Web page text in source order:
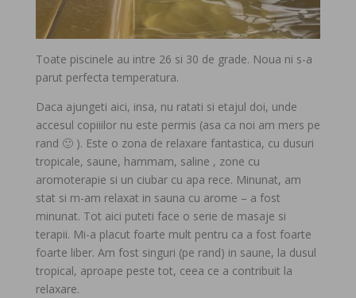
Toate piscinele au intre 26 si 30 de grade. Noua ni s-a
parut perfecta temperatura.
Daca ajungeti aici, insa, nu ratati si etajul doi, unde
accesul copiiilor nu este permis (asa ca noi am mers pe
rand 🙂 ). Este o zona de relaxare fantastica, cu dusuri
tropicale, saune, hammam, saline , zone cu
aromoterapie si un ciubar cu apa rece. Minunat, am
stat si m-am relaxat in sauna cu arome – a fost
minunat. Tot aici puteti face o serie de masaje si
terapii. Mi-a placut foarte mult pentru ca a fost foarte
foarte liber. Am fost singuri (pe rand) in saune, la dusul
tropical, aproape peste tot, ceea ce a contribuit la
relaxare.